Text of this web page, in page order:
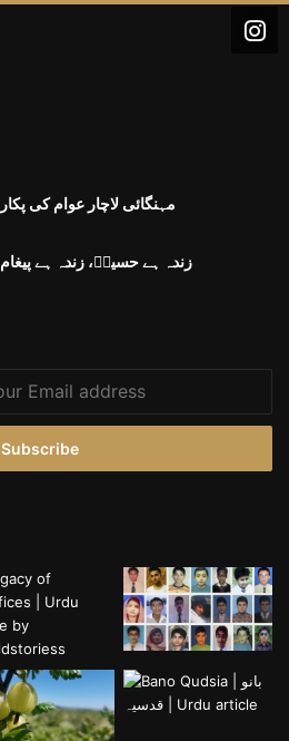
The Inflation Burden | مہنگائی لاچار عوام کی پکار
Legacy of sacrifices | زندہ ہے حسینؓ، زندہ ہے پیغام